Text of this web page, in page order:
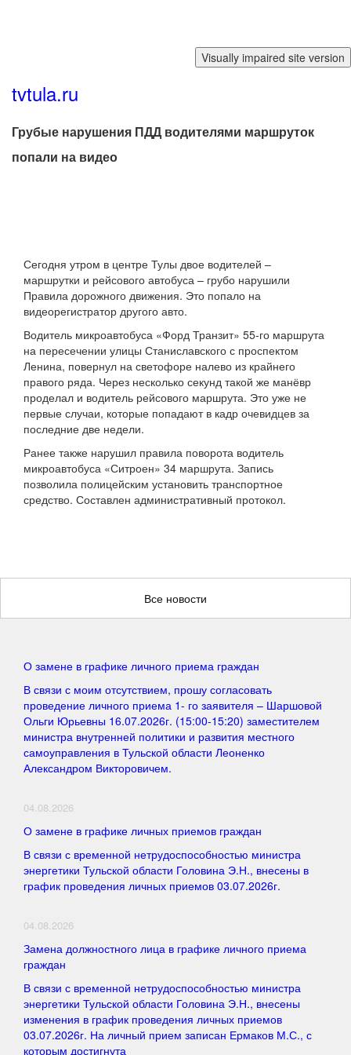
tvtula.ru
Грубые нарушения ПДД водителями маршруток
попали на видео
Сегодня утром в центре Тулы двое водителей –
маршрутки и рейсового автобуса – грубо нарушили
Правила дорожного движения. Это попало на
видеорегистратор другого авто.
Водитель микроавтобуса «Форд Транзит» 55-го маршрута
на пересечении улицы Станиславского с проспектом
Ленина, повернул на светофоре налево из крайнего
правого ряда. Через несколько секунд такой же манёвр
проделал и водитель рейсового маршрута. Это уже не
первые случаи, которые попадают в кадр очевидцев за
последние две недели.
Ранее также нарушил правила поворота водитель
микроавтобуса «Ситроен» 34 маршрута. Запись
позволила полицейским установить транспортное
средство. Составлен административный протокол.
Все новости
О замене в графике личного приема граждан
В связи с моим отсутствием, прошу согласовать
проведение личного приема 1- го заявителя – Шаршовой
Ольги Юрьевны 16.07.2026г. (15:00-15:20) заместителем
министра внутренней политики и развития местного
самоуправления в Тульской области Леоненко
Александром Викторовичем.
04.08.2026
О замене в графике личных приемов граждан
В связи с временной нетрудоспособностью министра
энергетики Тульской области Головина Э.Н., внесены в
график проведения личных приемов 03.07.2026г.
04.08.2026
Замена должностного лица в графике личного приема
граждан
В связи с временной нетрудоспособностью министра
энергетики Тульской области Головина Э.Н., внесены
изменения в график проведения личных приемов
03.07.2026г. На личный прием записан Ермаков М.С., с
которым достигнута